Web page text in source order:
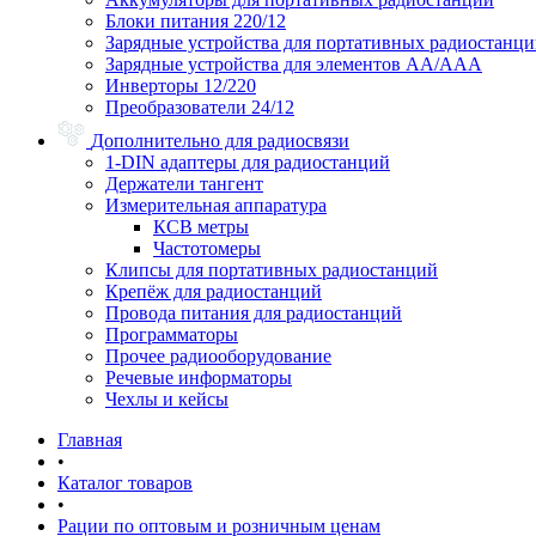
Блоки питания 220/12
Зарядные устройства для портативных
Зарядные устройства для элементов АА/ААА
Инверторы 12/220
Преобразователи 24/12
Дополнительно для радиосвязи
1-DIN адаптеры для радиостанций
Держатели тангент
Измерительная аппаратура
КСВ метры
Частотомеры
Клипсы для портативных радиостанций
Крепёж для радиостанций
Провода питания для радиостанций
Программаторы
Прочее радиооборудование
Речевые информаторы
Чехлы и кейсы
Главная
•
Каталог товаров
•
Рации по оптовым и розничным ценам